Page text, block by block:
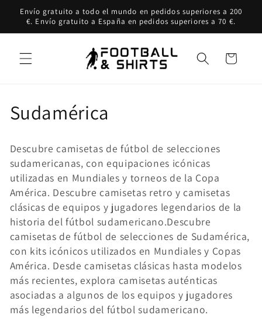
directamente
al contenido
Envío gratuito a todo el mundo en pedidos superiores a 200
€. Envío gratuito a España en pedidos superiores a 70 €.
Carrito
C
l
e
c
c
i
ó
n
Sudamérica
Descubre camisetas de fútbol de selecciones
sudamericanas, con equipaciones icónicas
utilizadas en Mundiales y torneos de la Copa
América. Descubre camisetas retro y camisetas
clásicas de equipos y jugadores legendarios de la
historia del fútbol sudamericano.Descubre
camisetas de fútbol de selecciones de Sudamérica,
con kits icónicos utilizados en Mundiales y Copas
América. Desde camisetas clásicas hasta modelos
más recientes, explora camisetas auténticas
asociadas a algunos de los equipos y jugadores
más legendarios del fútbol sudamericano.